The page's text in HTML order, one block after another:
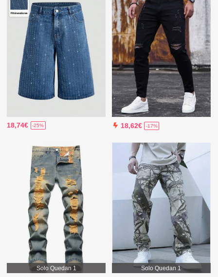
18,74€ -25% 18,62€ -17%
Solo Quedan 1 Solo Quedan 1